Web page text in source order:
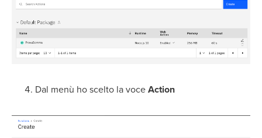
Dal menù ho scelto la voce Action